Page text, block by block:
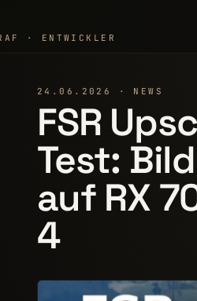
· ENTWICKLER
24.06.2026 · NEWS
FSR
Test:
auf RX
4